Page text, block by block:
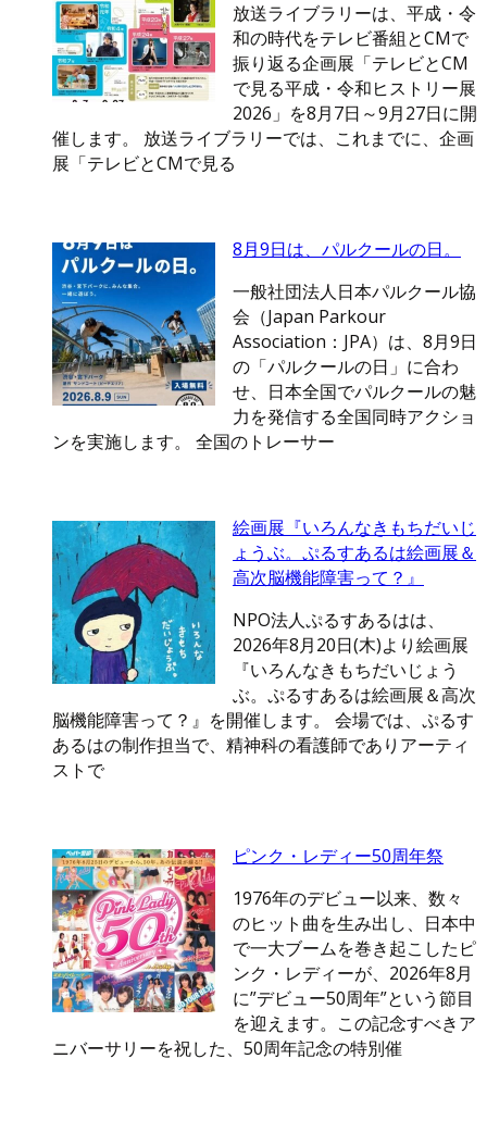
放送ライブラリーは、平成・令
和の時代をテレビ番組とCMで
振り返る企画展「テレビとCM
で見る平成・令和ヒストリー展
2026」を8月7日～9月27日に開
催します。 放送ライブラリーでは、これまでに、企画
展「テレビとCMで見る
8月9日は、パルクールの日。
一般社団法人日本パルクール協
会（Japan Parkour
Association：JPA）は、8月9日
の「パルクールの日」に合わ
せ、日本全国でパルクールの魅
力を発信する全国同時アクショ
ンを実施します。 全国のトレーサー
絵画展『いろんなきもちだいじ
ょうぶ。ぷるすあるは絵画展＆
高次脳機能障害って？』
NPO法人ぷるすあるはは、
2026年8月20日(木)より絵画展
『いろんなきもちだいじょう
ぶ。ぷるすあるは絵画展＆高次
脳機能障害って？』を開催します。 会場では、ぷるす
あるはの制作担当で、精神科の看護師でありアーティ
ストで
ピンク・レディー50周年祭
1976年のデビュー以来、数々
のヒット曲を生み出し、日本中
で一大ブームを巻き起こしたピ
ンク・レディーが、2026年8月
に”デビュー50周年”という節目
を迎えます。この記念すべきア
ニバーサリーを祝した、50周年記念の特別催